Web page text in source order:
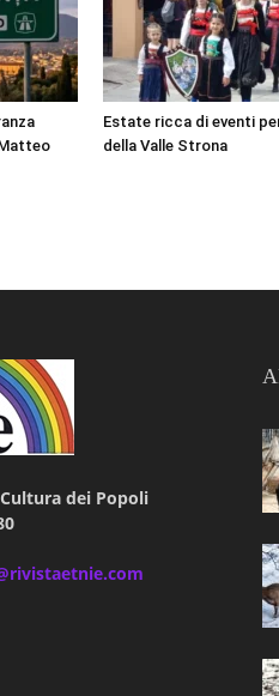
Estate ricca di eventi
della Valle Strona
dei Popoli